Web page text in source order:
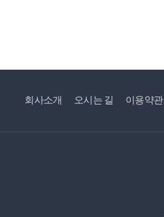
회사소개 오시는 길 이용약관